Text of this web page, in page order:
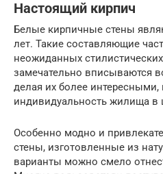
Настоящий кирпич
Белые кирпичные стены
лет. Такие составляющие
неожиданных
замечательно вписываются
делая их более интересными,
индивидуальность жилища в
Особенно модно и
стены, изготовленные из
варианты можно смело